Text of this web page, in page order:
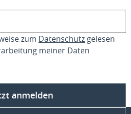
zum Datenschutz gelesen
meiner Daten
anmelden